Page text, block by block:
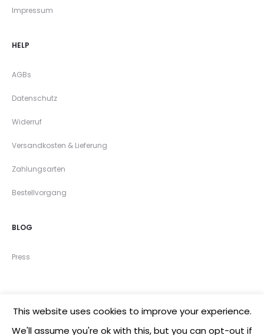
Impressum
HELP
AGBs
Datenschutz
Widerruf
Versandkosten & Lieferung
Zahlungsarten
Bestellvorgang
BLOG
Press
©2020 mandutrap
This website uses cookies to improve your experience.
We'll assume you're ok with this, but you can opt-out if